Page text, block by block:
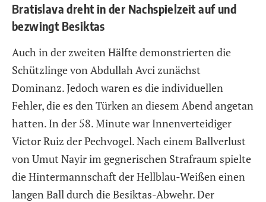
Bratislava dreht in der Nachspielzeit auf und
bezwingt Besiktas
Auch in der zweiten Hälfte demonstrierten die
Schützlinge von Abdullah Avci zunächst
Dominanz. Jedoch waren es die individuellen
Fehler, die es den Türken an diesem Abend angetan
hatten. In der 58. Minute war Innenverteidiger
Victor Ruiz der Pechvogel. Nach einem Ballverlust
von Umut Nayir im gegnerischen Strafraum spielte
die Hintermannschaft der Hellblau-Weißen einen
langen Ball durch die Besiktas-Abwehr. Der